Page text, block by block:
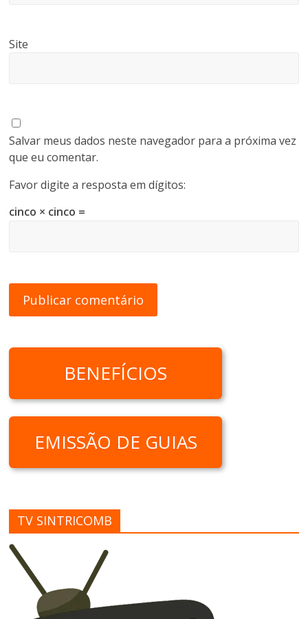
Site
Salvar meus dados neste navegador para a próxima vez
que eu comentar.
Favor digite a resposta em dígitos:
cinco × cinco =
BENEFÍCIOS
EMISSÃO DE GUIAS
TV SINTRICOMB